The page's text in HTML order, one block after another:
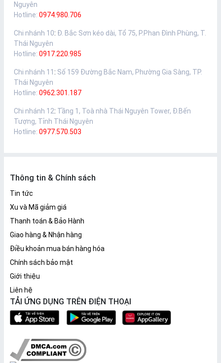
Nguyên
Hotline: 0974.980.706
Chi nhánh 10: Đ. Bắc Sơn kéo dài, Tổ 75, P.Phan Đình Phùng, T.
Thái Nguyên
Hotline: 0917.220.985
Chi nhánh 11 : Số 159 Đường Bắc Nam, Phường Gia Sàng, TP.
Thái Nguyên
Hotline: 0962.301.187
Chi nhánh 12: Tầng 1, Toà nhà Thái Nguyên Tower, Đ.Bến
Tượng, Tỉnh Thái Nguyên
Hotline: 0977.570.503
Thông tin & Chính sách
Tin tức
Xu và Mã giảm giá
Thanh toán & Bảo Hành
Giao hàng & Nhận hàng
Điều khoản mua bán hàng hóa
Chính sách bảo mật
Giới thiệu
Liên hệ
TẢI ỨNG DỤNG TRÊN ĐIỆN THOẠI